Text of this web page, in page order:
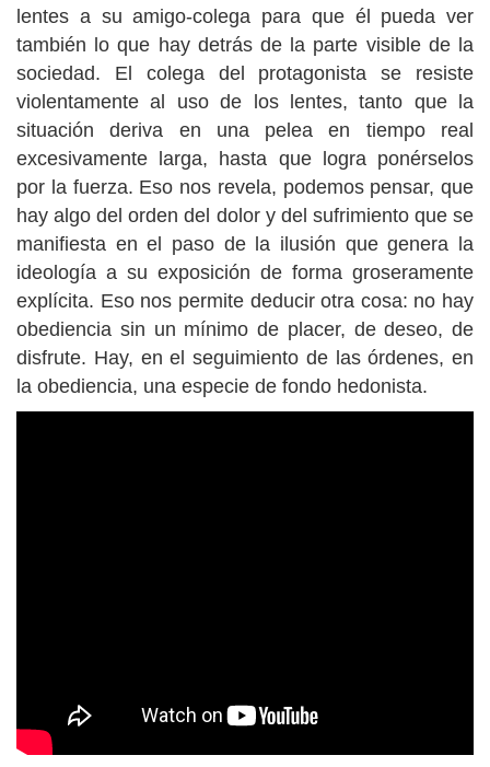
lentes a su amigo-colega para que él pueda ver
también lo que hay detrás de la parte visible de la
sociedad. El colega del protagonista se resiste
violentamente al uso de los lentes, tanto que la
situación deriva en una pelea en tiempo real
excesivamente larga, hasta que logra ponérselos
por la fuerza. Eso nos revela, podemos pensar, que
hay algo del orden del dolor y del sufrimiento que se
manifiesta en el paso de la ilusión que genera la
ideología a su exposición de forma groseramente
explícita. Eso nos permite deducir otra cosa: no hay
obediencia sin un mínimo de placer, de deseo, de
disfrute. Hay, en el seguimiento de las órdenes, en
la obediencia, una especie de fondo hedonista.